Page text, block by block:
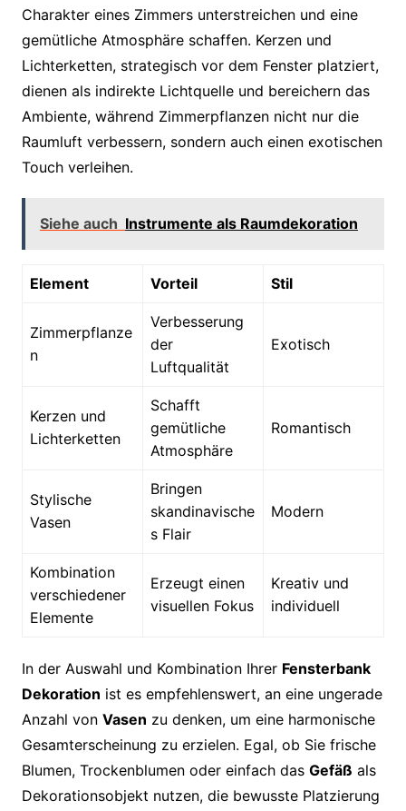
Charakter eines Zimmers unterstreichen und eine
gemütliche Atmosphäre schaffen. Kerzen und
Lichterketten, strategisch vor dem Fenster platziert,
dienen als indirekte Lichtquelle und bereichern das
Ambiente, während Zimmerpflanzen nicht nur die
Raumluft verbessern, sondern auch einen exotischen
Touch verleihen.
Siehe auch Instrumente als Raumdekoration
Element Vorteil Stil
Zimmerpflanze
n
Verbesserung
der
Luftqualität
Exotisch
Kerzen und
Lichterketten
Schafft
gemütliche
Atmosphäre
Romantisch
Stylische
Vasen
Bringen
skandinavische
s Flair
Modern
Kombination
verschiedener
Elemente
Erzeugt einen
visuellen Fokus
Kreativ und
individuell
In der Auswahl und Kombination Ihrer Fensterbank
Dekoration ist es empfehlenswert, an eine ungerade
Anzahl von Vasen zu denken, um eine harmonische
Gesamterscheinung zu erzielen. Egal, ob Sie frische
Blumen, Trockenblumen oder einfach das Gefäß als
Dekorationsobjekt nutzen, die bewusste Platzierung